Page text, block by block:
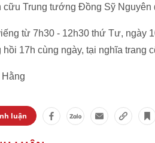
cữu Trung tướng Đồng Sỹ Nguyên
từ 7h30 - 12h30 thứ Tư, ngày
hồi 17h cùng ngày, tại nghĩa trang
luận